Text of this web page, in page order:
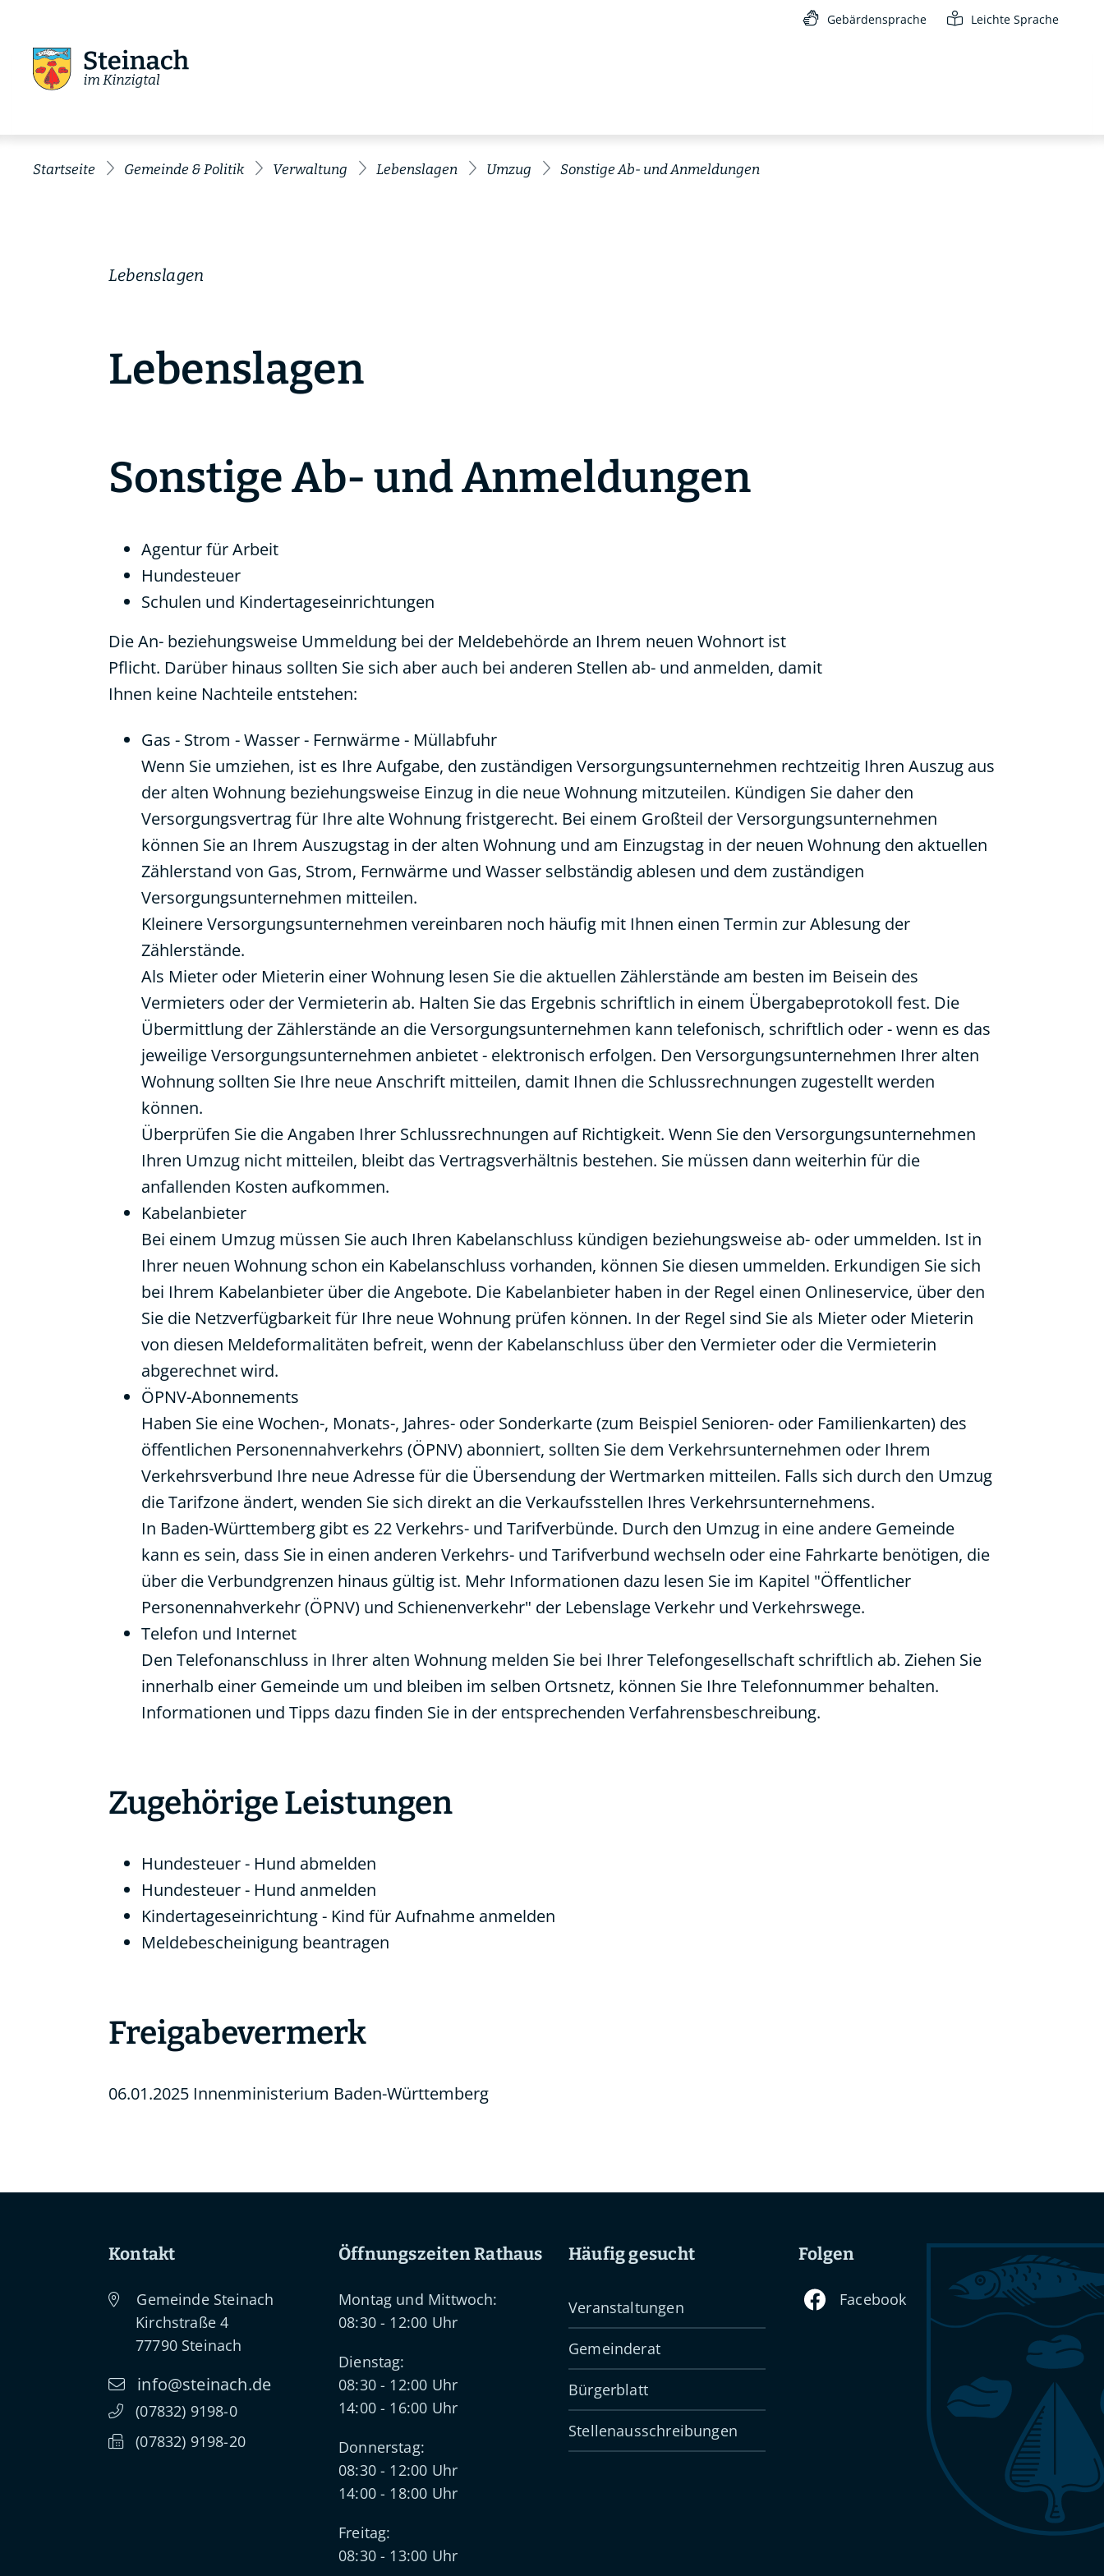
Gebärdensprache Leichte Sprache
Startseite Gemeinde & Politik Verwaltung Lebenslagen Umzug Sonstige Ab- und Anmeldungen
Lebenslagen
Lebenslagen
Sonstige Ab- und Anmeldungen
Agentur für Arbeit
Hundesteuer
Schulen und Kindertageseinrichtungen
Die An- beziehungsweise Ummeldung bei der Meldebehörde an Ihrem neuen Wohnort ist
Pflicht. Darüber hinaus sollten Sie sich aber auch bei anderen Stellen ab- und anmelden, damit
Ihnen keine Nachteile entstehen:
Gas - Strom - Wasser - Fernwärme - Müllabfuhr
Wenn Sie umziehen, ist es Ihre Aufgabe, den zuständigen Versorgungsunternehmen rechtzeitig Ihren Auszug aus
der alten Wohnung beziehungsweise Einzug in die neue Wohnung mitzuteilen. Kündigen Sie daher den
Versorgungsvertrag für Ihre alte Wohnung fristgerecht. Bei einem Großteil der Versorgungsunternehmen
können Sie an Ihrem Auszugstag in der alten Wohnung und am Einzugstag in der neuen Wohnung den aktuellen
Zählerstand von Gas, Strom, Fernwärme und Wasser selbständig ablesen und dem zuständigen
Versorgungsunternehmen mitteilen.
Kleinere Versorgungsunternehmen vereinbaren noch häufig mit Ihnen einen Termin zur Ablesung der
Zählerstände.
Als Mieter oder Mieterin einer Wohnung lesen Sie die aktuellen Zählerstände am besten im Beisein des
Vermieters oder der Vermieterin ab. Halten Sie das Ergebnis schriftlich in einem Übergabeprotokoll fest. Die
Übermittlung der Zählerstände an die Versorgungsunternehmen kann telefonisch, schriftlich oder - wenn es das
jeweilige Versorgungsunternehmen anbietet - elektronisch erfolgen. Den Versorgungsunternehmen Ihrer alten
Wohnung sollten Sie Ihre neue Anschrift mitteilen, damit Ihnen die Schlussrechnungen zugestellt werden
können.
Überprüfen Sie die Angaben Ihrer Schlussrechnungen auf Richtigkeit. Wenn Sie den Versorgungsunternehmen
Ihren Umzug nicht mitteilen, bleibt das Vertragsverhältnis bestehen. Sie müssen dann weiterhin für die
anfallenden Kosten aufkommen.
Kabelanbieter
Bei einem Umzug müssen Sie auch Ihren Kabelanschluss kündigen beziehungsweise ab- oder ummelden. Ist in
Ihrer neuen Wohnung schon ein Kabelanschluss vorhanden, können Sie diesen ummelden. Erkundigen Sie sich
bei Ihrem Kabelanbieter über die Angebote. Die Kabelanbieter haben in der Regel einen Onlineservice, über den
Sie die Netzverfügbarkeit für Ihre neue Wohnung prüfen können. In der Regel sind Sie als Mieter oder Mieterin
von diesen Meldeformalitäten befreit, wenn der Kabelanschluss über den Vermieter oder die Vermieterin
abgerechnet wird.
ÖPNV-Abonnements
Haben Sie eine Wochen-, Monats-, Jahres- oder Sonderkarte (zum Beispiel Senioren- oder Familienkarten) des
öffentlichen Personennahverkehrs (ÖPNV) abonniert, sollten Sie dem Verkehrsunternehmen oder Ihrem
Verkehrsverbund Ihre neue Adresse für die Übersendung der Wertmarken mitteilen. Falls sich durch den Umzug
die Tarifzone ändert, wenden Sie sich direkt an die Verkaufsstellen Ihres Verkehrsunternehmens.
In Baden-Württemberg gibt es 22 Verkehrs- und Tarifverbünde. Durch den Umzug in eine andere Gemeinde
kann es sein, dass Sie in einen anderen Verkehrs- und Tarifverbund wechseln oder eine Fahrkarte benötigen, die
über die Verbundgrenzen hinaus gültig ist. Mehr Informationen dazu lesen Sie im Kapitel "Öffentlicher
Personennahverkehr (ÖPNV) und Schienenverkehr" der Lebenslage Verkehr und Verkehrswege.
Telefon und Internet
Den Telefonanschluss in Ihrer alten Wohnung melden Sie bei Ihrer Telefongesellschaft schriftlich ab. Ziehen Sie
innerhalb einer Gemeinde um und bleiben im selben Ortsnetz, können Sie Ihre Telefonnummer behalten.
Informationen und Tipps dazu finden Sie in der entsprechenden Verfahrensbeschreibung.
Zugehörige Leistungen
Hundesteuer - Hund abmelden
Hundesteuer - Hund anmelden
Kindertageseinrichtung - Kind für Aufnahme anmelden
Meldebescheinigung beantragen
Freigabevermerk
06.01.2025 Innenministerium Baden-Württemberg
Kontakt
Gemeinde Steinach
Kirchstraße 4
77790 Steinach
info@steinach.de
(07832) 9198-0
(07832) 9198-20
Öffnungszeiten Rathaus
Montag und Mittwoch:
08:30 - 12:00 Uhr
Dienstag:
08:30 - 12:00 Uhr
14:00 - 16:00 Uhr
Donnerstag:
08:30 - 12:00 Uhr
14:00 - 18:00 Uhr
Freitag:
08:30 - 13:00 Uhr
Häufig gesucht
Veranstaltungen
Gemeinderat
Bürgerblatt
Stellenausschreibungen
Folgen